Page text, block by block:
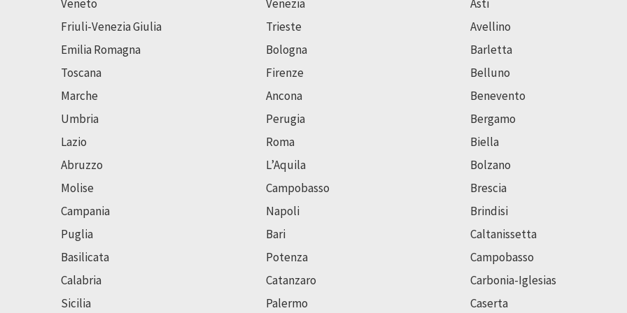
Veneto
Friuli-Venezia Giulia
Emilia Romagna
Toscana
Marche
Umbria
Lazio
Abruzzo
Molise
Campania
Puglia
Basilicata
Calabria
Sicilia
Venezia
Trieste
Bologna
Firenze
Ancona
Perugia
Roma
L’Aquila
Campobasso
Napoli
Bari
Potenza
Catanzaro
Palermo
Asti
Avellino
Barletta
Belluno
Benevento
Bergamo
Biella
Bolzano
Brescia
Brindisi
Caltanissetta
Campobasso
Carbonia-Iglesias
Caserta